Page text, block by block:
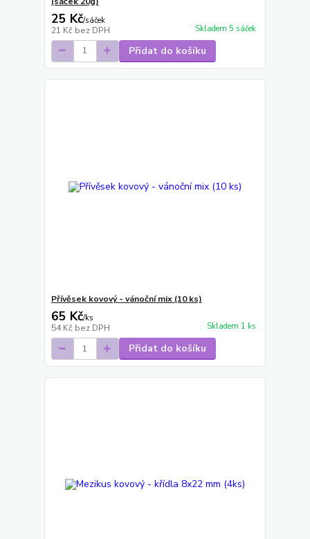
25 Kč/sáček
21 Kč bez DPH Skladem 5 sáček
Přidat do košíku
Přívěsek kovový - vánoční mix (10 ks)
65 Kč/ks
54 Kč bez DPH Skladem 1 ks
Přidat do košíku